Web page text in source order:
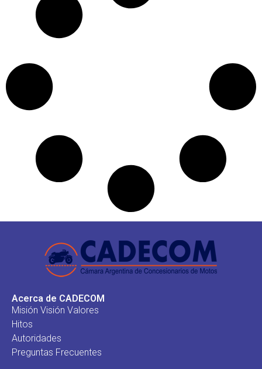
Acerca de CADECOM
Misión Visión Valores
Hitos
Autoridades
Preguntas Frecuentes